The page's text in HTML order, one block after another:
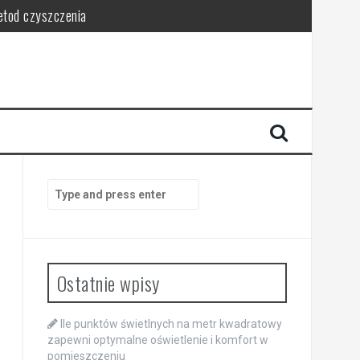
czyszczenia
Search
for:
Ostatnie wpisy
Ile punktów świetlnych na metr kwadratowy
zapewni optymalne oświetlenie i komfort w
pomieszczeniu